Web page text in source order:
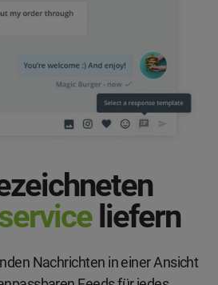
liefern
Nachrichten in einer Ansicht